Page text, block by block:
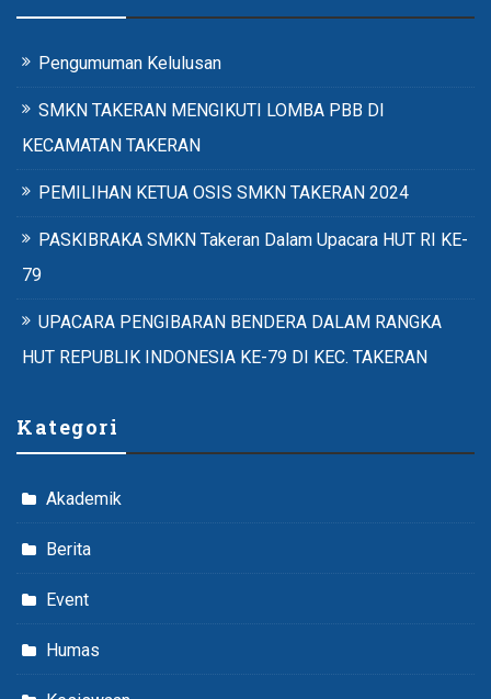
Pengumuman Kelulusan
SMKN TAKERAN MENGIKUTI LOMBA PBB DI
KECAMATAN TAKERAN
PEMILIHAN KETUA OSIS SMKN TAKERAN 2024
PASKIBRAKA SMKN Takeran Dalam Upacara HUT RI KE-
79
UPACARA PENGIBARAN BENDERA DALAM RANGKA
HUT REPUBLIK INDONESIA KE-79 DI KEC. TAKERAN
Kategori
Akademik
Berita
Event
Humas